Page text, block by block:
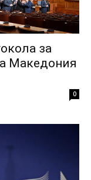
за
Македония
0